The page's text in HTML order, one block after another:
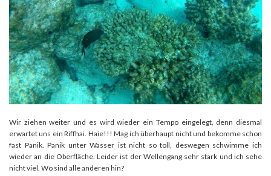
Wir ziehen weiter und es wird wieder ein Tempo eingelegt, denn diesmal
erwartet uns ein Riffhai. Haie!!! Mag ich überhaupt nicht und bekomme schon
fast Panik. Panik unter Wasser ist nicht so toll, deswegen schwimme ich
wieder an die Oberfläche. Leider ist der Wellengang sehr stark und ich sehe
nicht viel. Wo sind alle anderen hin?